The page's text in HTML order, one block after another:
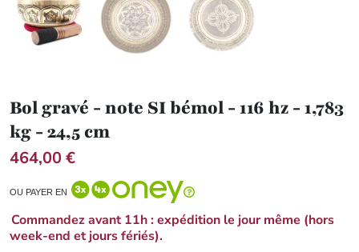
Bol gravé - note SI bémol - 116 hz - 1,783
kg - 24,5 cm
464,00 €
OU PAYER EN
Commandez avant 11h : expédition le jour même (hors
week-end et jours fériés).